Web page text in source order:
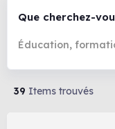
Que cherchez-
Éducation,
39 Items trouvés